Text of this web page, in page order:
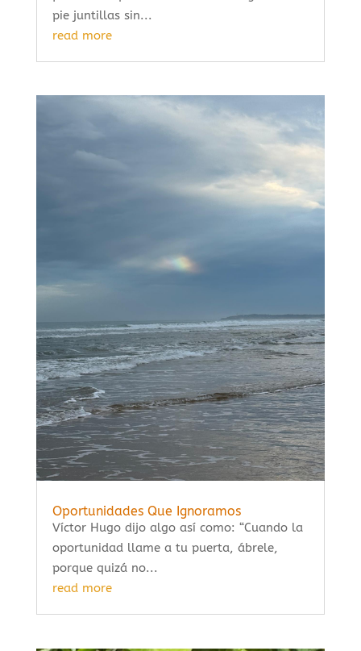
pie juntillas sin...
read more
Oportunidades Que Ignoramos
Víctor Hugo dijo algo así como: “Cuando la
oportunidad llame a tu puerta, ábrele,
porque quizá no...
read more